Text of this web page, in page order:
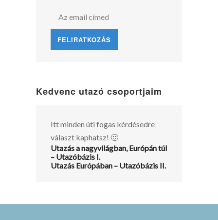
Kedvenc utazó csoportjaim
Itt minden úti fogas kérdésedre
választ kaphatsz! 🙂
Utazás a nagyvilágban, Európán túl
– Utazóbázis I.
Utazás Európában – Utazóbázis II.